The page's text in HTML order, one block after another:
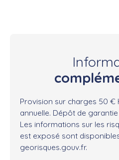
Provision sur charges 50
annuelle. Dépôt de garantie
Les informations sur les
est exposé sont
georisques.gouv.fr.